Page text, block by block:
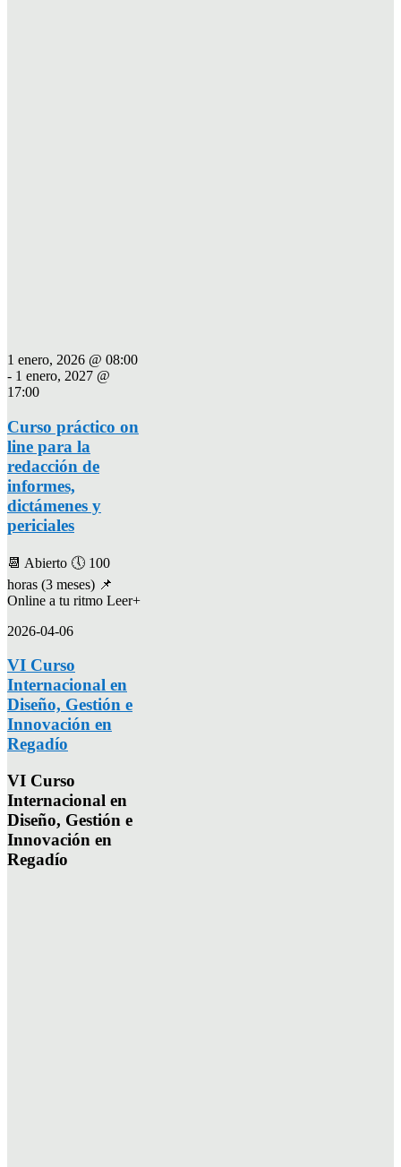
1 enero, 2026 @ 08:00
- 1 enero, 2027 @
17:00
Curso práctico on
line para la
redacción de
informes,
dictámenes y
periciales
📆 Abierto 🕔 100
horas (3 meses) 📌
Online a tu ritmo Leer+
2026-04-06
VI Curso
Internacional en
Diseño, Gestión e
Innovación en
Regadío
VI Curso
Internacional en
Diseño, Gestión e
Innovación en
Regadío